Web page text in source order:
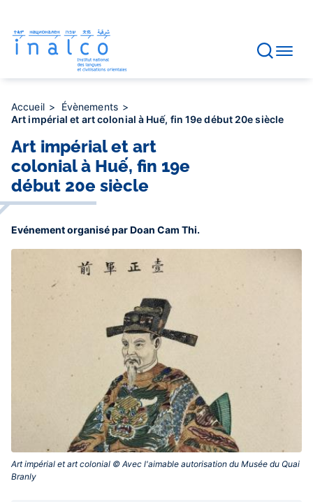
contenu
principal
Accueil
Évènements
Art impérial et art colonial à Huế, fin 19e début 20e siècle
Art impérial et art
colonial à Huế, fin 19e
début 20e siècle
Evénement organisé par Doan Cam Thi.
Art impérial et art colonial © Avec l'aimable autorisation du Musée du Quai
Branly‎